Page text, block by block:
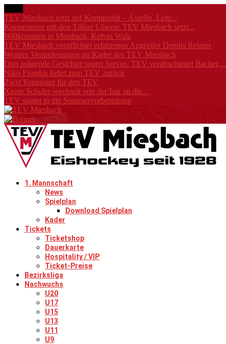
TEV Miesbach setzt auf Kontinuität – Asselin, Lehr...
Kooperation mit den Tölzer Löwen: TEV Miesbach setzt...
Willkommen in Miesbach, Kelvin Walz
TEV Miesbach verpflichtet erfahrenen Angreifer Dennis Reimer
Weitere Veränderungen im Kader des TEV Miesbach
Drei prägende Gesichter sagen Servus: TEV verabschiedet Bacher,...
Niko Fissekis kehrt zum TEV zurück
Zwei Youngster für den TEV
Xaver Schuler wechselt von der Isar an die...
TEV startet in die Sommervorbereitung
1. Mannschaft
News
Spielplan
Download Spielplan
Kader
Tickets
Ticketshop
Dauerkarte
Hospitality / VIP
Ticket-Preise
Bezirksliga
Nachwuchs
U20
U17
U15
U13
U11
U9